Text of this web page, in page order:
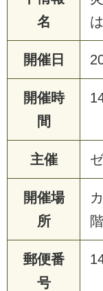
名
開催日
開催時
間
主催
開催場
所
階
郵便番
号